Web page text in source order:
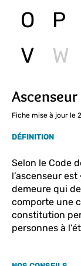
O
P
V
W
Ascenseur
Fiche mise à jour le
DÉFINITION
Selon le Code
l’ascenseur
demeure qui
comporte une
constitution
personnes à